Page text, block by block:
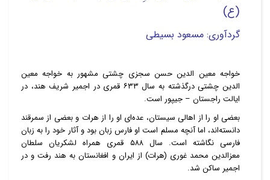
(ع)
گردآوری: مسعود بسیطی
خواجه معین الدین حسن سجزی چشتی مشهور به خواجه معین
الدین چشتی درگذشته به سال ۶۳۳ قمری در اجمیر شریف هند، در
ایالت راجستان – جیپور است.
بعضی او را از اهالی سیستان، عده‌ای او را از هرات و بعضی از سمرقند
دانسته‌اند، اما آنچه مسلم است او فارس زبان بود و آثار خود را به زبان
فارسی نگاشته است. سال ۵۸۸ قمری همراه لشکریان سلطان
معزالدین محمد غوری (هرات) از ایران و افغانستان به هند رفت و در
اجمیر ساکن شد.